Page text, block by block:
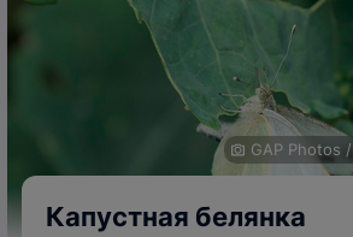
GAP Photos /
Капустная белянка